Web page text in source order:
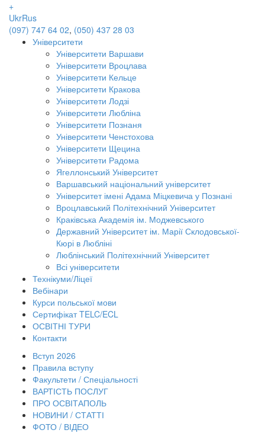
+
UkrRus
(097) 747 64 02, (050) 437 28 03
Університети
Університети Варшави
Університети Вроцлава
Університети Кельце
Університети Кракова
Університети Лодзі
Університети Любліна
Університети Познаня
Університети Ченстохова
Університети Щецина
Університети Радома
Ягеллонський Університет
Варшавський національний університет
Університет імені Адама Міцкевича у Познані
Вроцлавський Політехнічний Університет
Краківська Академія ім. Моджевського
Державний Університет ім. Марії Склодовської-
Кюрі в Любліні
Люблінський Політехнічний Університет
Всі університети
Технікуми/Ліцеї
Вебінари
Курси польської мови
Сертифікат TELC/ECL
ОСВІТНІ ТУРИ
Контакти
Вступ 2026
Правила вступу
Факультети / Спеціальності
ВАРТІСТЬ ПОСЛУГ
ПРО ОСВІТАПОЛЬ
НОВИНИ / СТАТТІ
ФОТО / ВІДЕО